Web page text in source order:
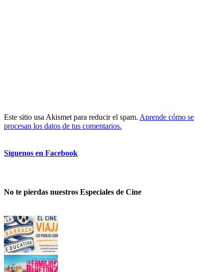
Este sitio usa Akismet para reducir el spam. Aprende cómo se
procesan los datos de tus comentarios.
Síguenos en Facebook
No te pierdas nuestros Especiales de Cine